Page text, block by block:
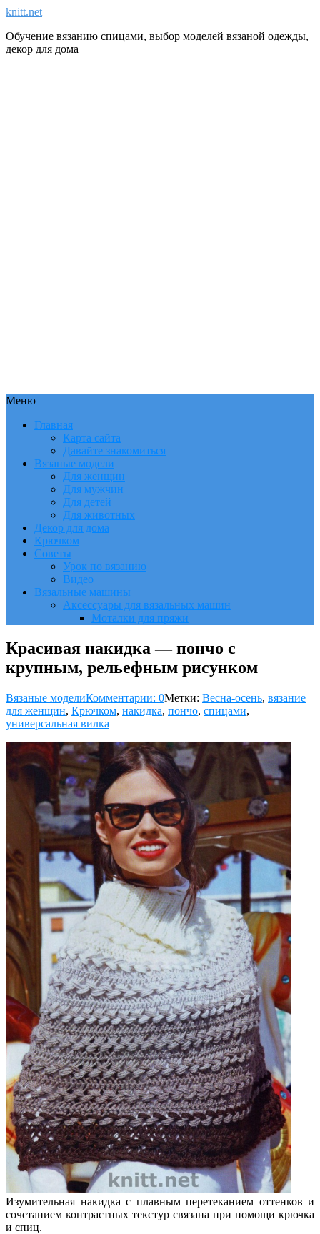
knitt.net
Обучение вязанию спицами, выбор моделей вязаной одежды,
декор для дома
Меню
Главная
Карта сайта
Давайте знакомиться
Вязаные модели
Для женщин
Для мужчин
Для детей
Для животных
Декор для дома
Крючком
Советы
Урок по вязанию
Видео
Вязальные машины
Аксессуары для вязальных машин
Моталки для пряжи
Красивая накидка — пончо с
крупным, рельефным рисунком
Вязаные моделиКомментарии: 0Метки: Весна-осень, вязание
для женщин, Крючком, накидка, пончо, спицами,
универсальная вилка
Изумительная накидка с плавным перетеканием оттенков и
сочетанием контрастных текстур связана при помощи крючка
и спиц.